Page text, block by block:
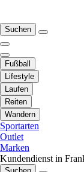
Suchen
Fußball
Lifestyle
Laufen
Reiten
Wandern
Sportarten
Outlet
Marken
Kundendienst in